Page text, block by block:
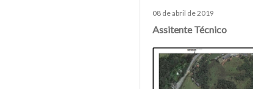
08 de abril de 2019
Assitente Técnico